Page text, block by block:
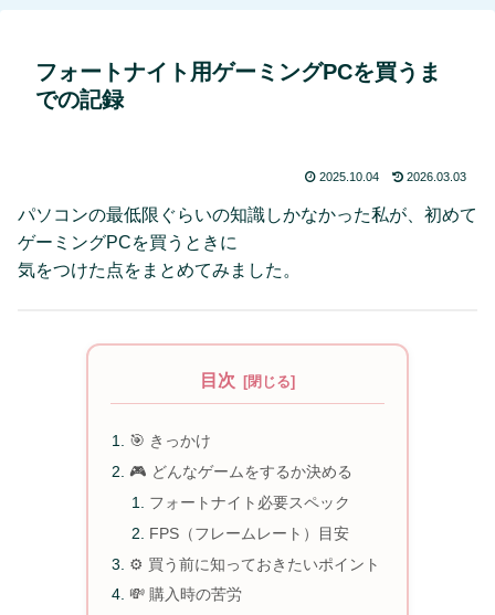
フォートナイト用ゲーミングPCを買うま
での記録
2025.10.04 2026.03.03
パソコンの最低限ぐらいの知識しかなかった私が、初めて
ゲーミングPCを買うときに
気をつけた点をまとめてみました。
目次
🎯 きっかけ
🎮 どんなゲームをするか決める
フォートナイト必要スペック
FPS（フレームレート）目安
⚙️ 買う前に知っておきたいポイント
💸 購入時の苦労